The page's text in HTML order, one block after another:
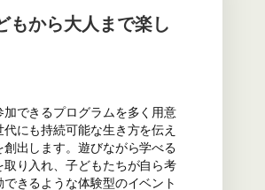
もから大人まで楽し
加できるプログラムを多く用意
代にも持続可能な生き方を伝え
創出します。遊びながら学べる
取り入れ、子どもたちが自ら考
できるような体験型のイベント